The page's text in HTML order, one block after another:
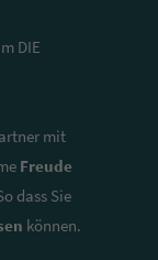
DIE
mit
Freude
dass Sie
können.